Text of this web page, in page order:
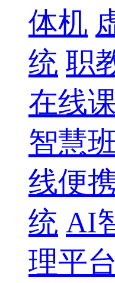
体机
统 职
在线
智慧
线便
统 AI
理平台